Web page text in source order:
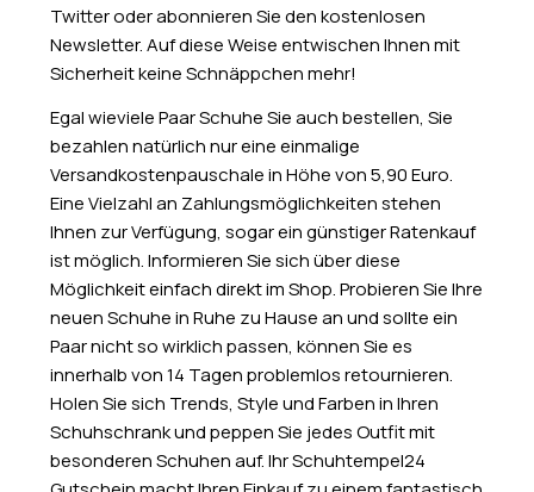
Twitter oder abonnieren Sie den kostenlosen
Newsletter. Auf diese Weise entwischen Ihnen mit
Sicherheit keine Schnäppchen mehr!
Egal wieviele Paar Schuhe Sie auch bestellen, Sie
bezahlen natürlich nur eine einmalige
Versandkostenpauschale in Höhe von 5,90 Euro.
Eine Vielzahl an Zahlungsmöglichkeiten stehen
Ihnen zur Verfügung, sogar ein günstiger Ratenkauf
ist möglich. Informieren Sie sich über diese
Möglichkeit einfach direkt im Shop. Probieren Sie Ihre
neuen Schuhe in Ruhe zu Hause an und sollte ein
Paar nicht so wirklich passen, können Sie es
innerhalb von 14 Tagen problemlos retournieren.
Holen Sie sich Trends, Style und Farben in Ihren
Schuhschrank und peppen Sie jedes Outfit mit
besonderen Schuhen auf. Ihr Schuhtempel24